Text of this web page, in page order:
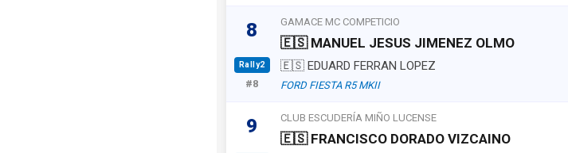
8
Rally2
#8
GAMACE MC COMPETICIO
🇪🇸 MANUEL JESUS JIMENEZ OLMO
🇪🇸 EDUARD FERRAN LOPEZ
FORD FIESTA R5 MKII
9 CLUB ESCUDERÍA MIÑO LUCENSE
🇪🇸 FRANCISCO DORADO VIZCAINO